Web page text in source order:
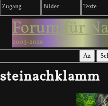
Zugang Bilder Texte
Forum für
2003-2026
Az
steinachklamm